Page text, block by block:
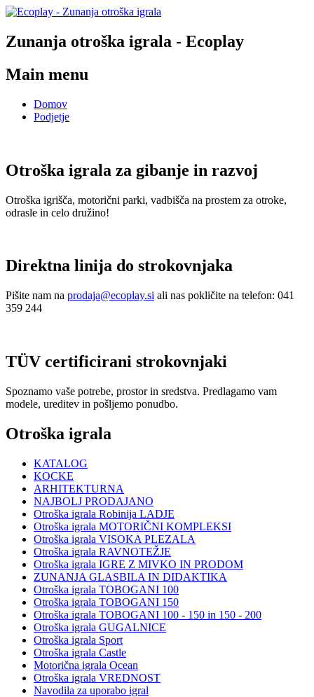
Zunanja otroška igrala - Ecoplay
Main menu
Domov
Podjetje
Otroška igrala za gibanje in razvoj
Otroška igrišča, motorični parki, vadbišča na prostem za otroke,
odrasle in celo družino!
Direktna linija do strokovnjaka
Pišite nam na prodaja@ecoplay.si ali nas pokličite na telefon: 041
359 244
TÜV certificirani strokovnjaki
Spoznamo vaše potrebe, prostor in sredstva. Predlagamo vam
modele, ureditev in pošljemo ponudbo.
Otroška igrala
KATALOG
KOCKE
ARHITEKTURNA
NAJBOLJ PRODAJANO
Otroška igrala Robinija LADJE
Otroška igrala MOTORIČNI KOMPLEKSI
Otroška igrala VISOKA PLEZALA
Otroška igrala RAVNOTEŽJE
Otroška igrala IGRE Z MIVKO IN PRODOM
ZUNANJA GLASBILA IN DIDAKTIKA
Otroška igrala TOBOGANI 100
Otroška igrala TOBOGANI 150
Otroška igrala TOBOGANI 100 - 150 in 150 - 200
Otroška igrala GUGALNICE
Otroška igrala Sport
Otroška igrala Castle
Motorična igrala Ocean
Otroška igrala VREDNOST
Navodila za uporabo igral